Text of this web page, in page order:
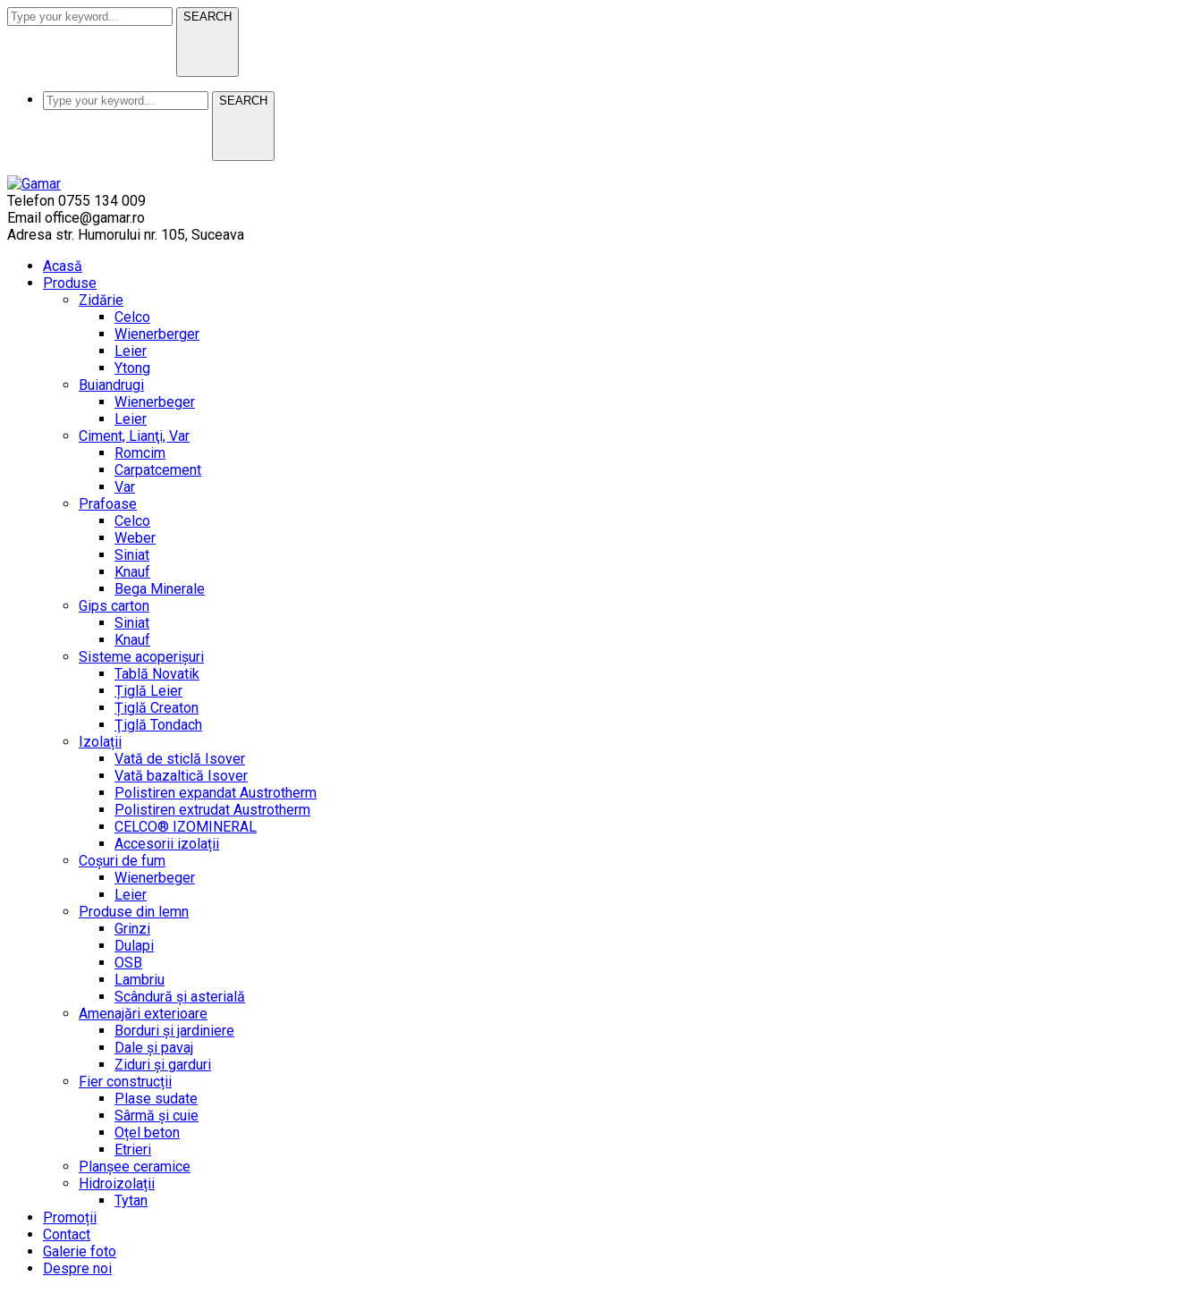
SEARCH
SEARCH
Telefon 0755 134 009
Email office@gamar.ro
Adresa str. Humorului nr. 105, Suceava
Acasă
Produse
Zidărie
Celco
Wienerberger
Leier
Ytong
Buiandrugi
Wienerbeger
Leier
Ciment, Lianţi, Var
Romcim
Carpatcement
Var
Prafoase
Celco
Weber
Siniat
Knauf
Bega Minerale
Gips carton
Siniat
Knauf
Sisteme acoperișuri
Tablă Novatik
Țiglă Leier
Țiglă Creaton
Ţiglă Tondach
Izolații
Vată de sticlă Isover
Vată bazaltică Isover
Polistiren expandat Austrotherm
Polistiren extrudat Austrotherm
CELCO® IZOMINERAL
Accesorii izolații
Coșuri de fum
Wienerbeger
Leier
Produse din lemn
Grinzi
Dulapi
OSB
Lambriu
Scândură și asterială
Amenajări exterioare
Borduri și jardiniere
Dale și pavaj
Ziduri și garduri
Fier construcții
Plase sudate
Sârmă şi cuie
Oțel beton
Etrieri
Planșee ceramice
Hidroizolații
Tytan
Promoții
Contact
Galerie foto
Despre noi